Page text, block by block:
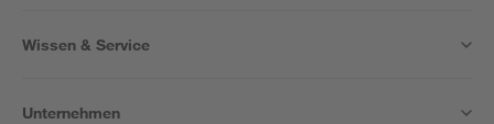
Wissen & Service
Unternehmen